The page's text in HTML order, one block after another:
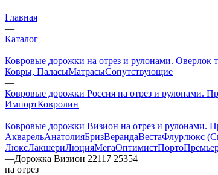
Главная
—
Каталог
—
Ковровые дорожки на отрез и рулонами. Оверлок
Ковры, ПаласыМатрасыСопутствующие
—
Ковровые дорожки Россия на отрез и рулонами.
ИмпортКовролин
—
Ковровые дорожки Визион на отрез и рулонами.
АкварельАнатолияБризВерандаВестаФлурлюкс
ЛюксЛакшериЛюцияМегаОптимистПорто
—Дорожка Визион 22117 25354
на отрез